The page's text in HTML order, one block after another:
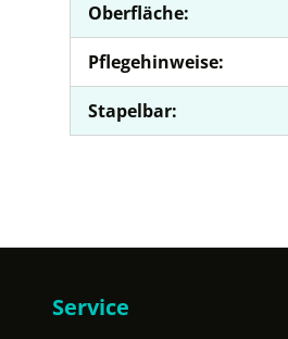
Oberfläche:
Pflegehinweise:
Stapelbar:
Service